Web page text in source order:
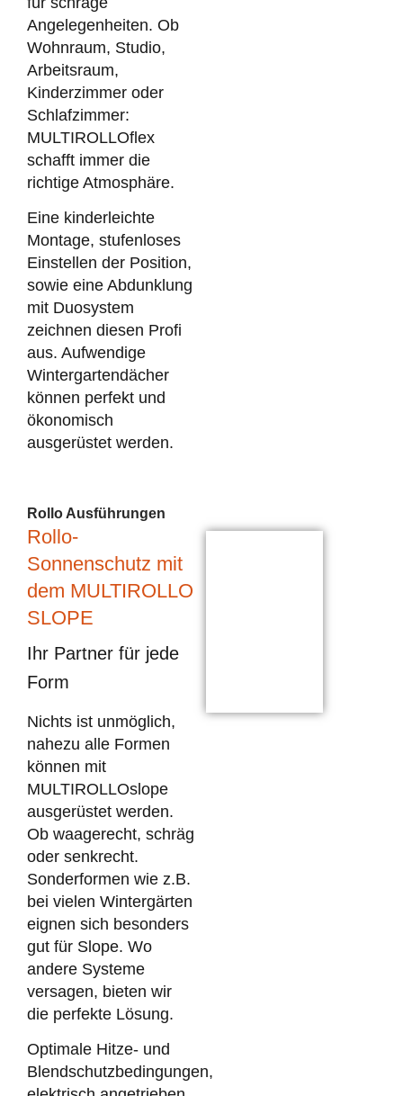
Angelegenheiten. Ob
Wohnraum, Studio,
Arbeitsraum,
Kinderzimmer oder
Schlafzimmer:
MULTIROLLOflex
schafft immer die
richtige Atmosphäre.
Eine kinderleichte
Montage, stufenloses
Einstellen der Position,
sowie eine Abdunklung
mit Duosystem
zeichnen diesen Profi
aus. Aufwendige
Wintergartendächer
können perfekt und
ökonomisch
ausgerüstet werden.
Rollo Ausführungen
Rollo-
Sonnenschutz mit
dem MULTIROLLO
SLOPE
Ihr Partner für jede
Form
Nichts ist unmöglich,
nahezu alle Formen
können mit
MULTIROLLOslope
ausgerüstet werden.
Ob waagerecht, schräg
oder senkrecht.
Sonderformen wie z.B.
bei vielen Wintergärten
eignen sich besonders
gut für Slope. Wo
andere Systeme
versagen, bieten wir
die perfekte Lösung.
Optimale Hitze- und
Blendschutzbedingungen,